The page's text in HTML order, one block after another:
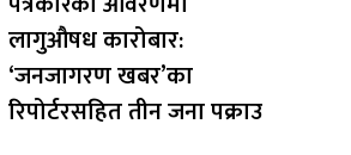
लागुऔषध कारोबार:
‘जनजागरण खबर’का
रिपोर्टरसहित तीन जना पक्राउ